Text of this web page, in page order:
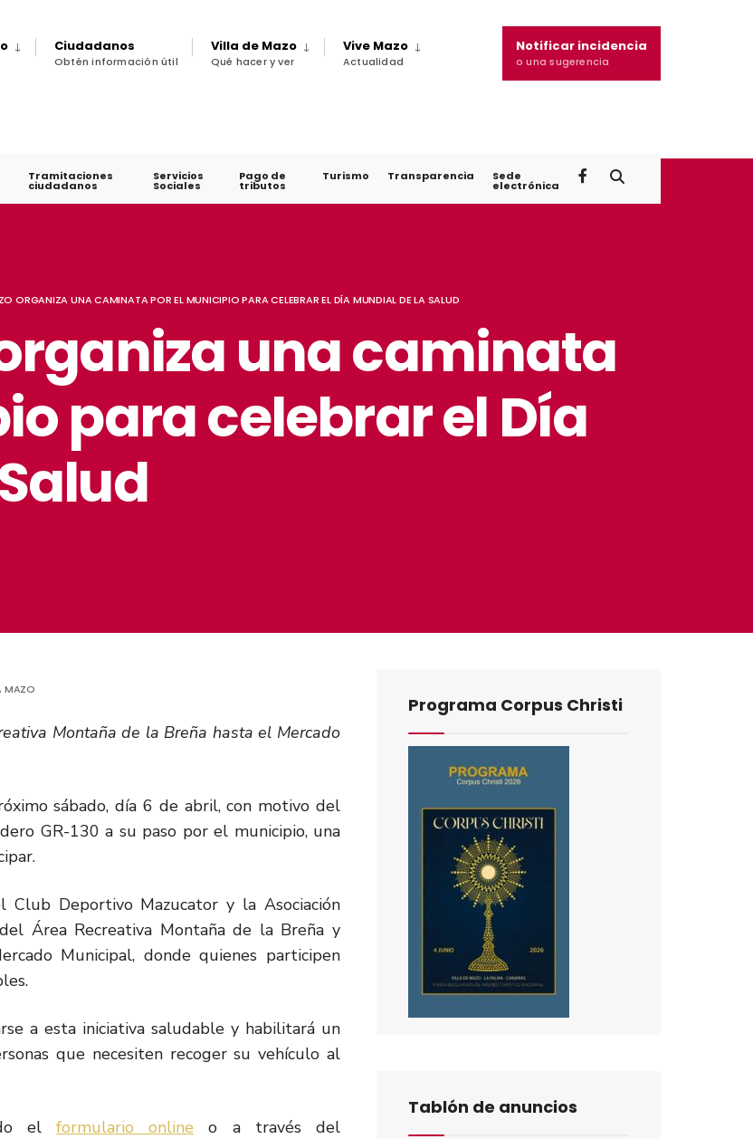
Ciudadanos
Obtén información útil
Villa de Mazo
Qué hacer y ver
Vive Mazo
Actualidad
Notificar incidencia
o una sugerencia
Tramitaciones
ciudadanos
Servicios
Sociales
Pago de
tributos
Turismo Transparencia Sede
electrónica
ORGANIZA UNA CAMINATA POR EL MUNICIPIO PARA CELEBRAR EL DÍA MUNDIAL DE LA SALUD
una caminata
para celebrar el Día
MAZO
Montaña de la Breña hasta el Mercado
sábado, día 6 de abril, con motivo del
GR-130 a su paso por el municipio, una
Club Deportivo Mazucator y la Asociación
Área Recreativa Montaña de la Breña y
Municipal, donde quienes participen
a esta iniciativa saludable y habilitará un
que necesiten recoger su vehículo al
elformulario online o a través del
Programa Corpus Christi
Tablón de anuncios